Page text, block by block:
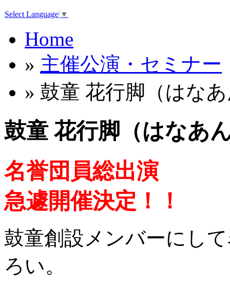
Select Language ▼
Home
» 主催公演・セミナー
» 鼓童 花行脚（はな
鼓童 花行脚（はなあ
名誉団員総出演
急遽開催決定！！
鼓童創設メンバーにし
ろい。